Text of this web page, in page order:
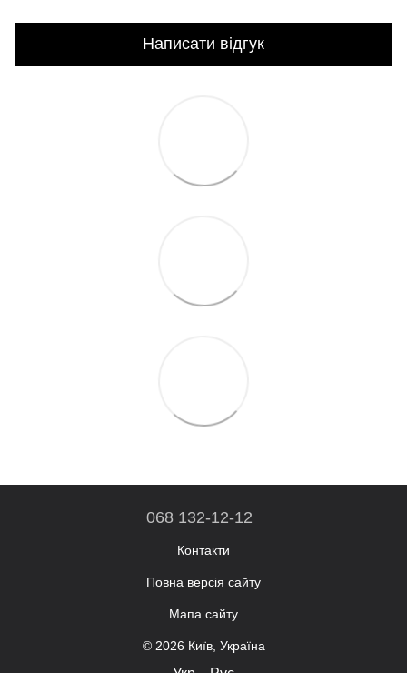
Написати відгук
068 132-12-12
Контакти
Повна версія сайту
Мапа сайту
© 2026 Київ, Україна